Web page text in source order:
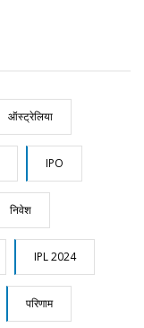
ऑस्ट्रेलिया
IPO
निवेश
IPL 2024
परिणाम